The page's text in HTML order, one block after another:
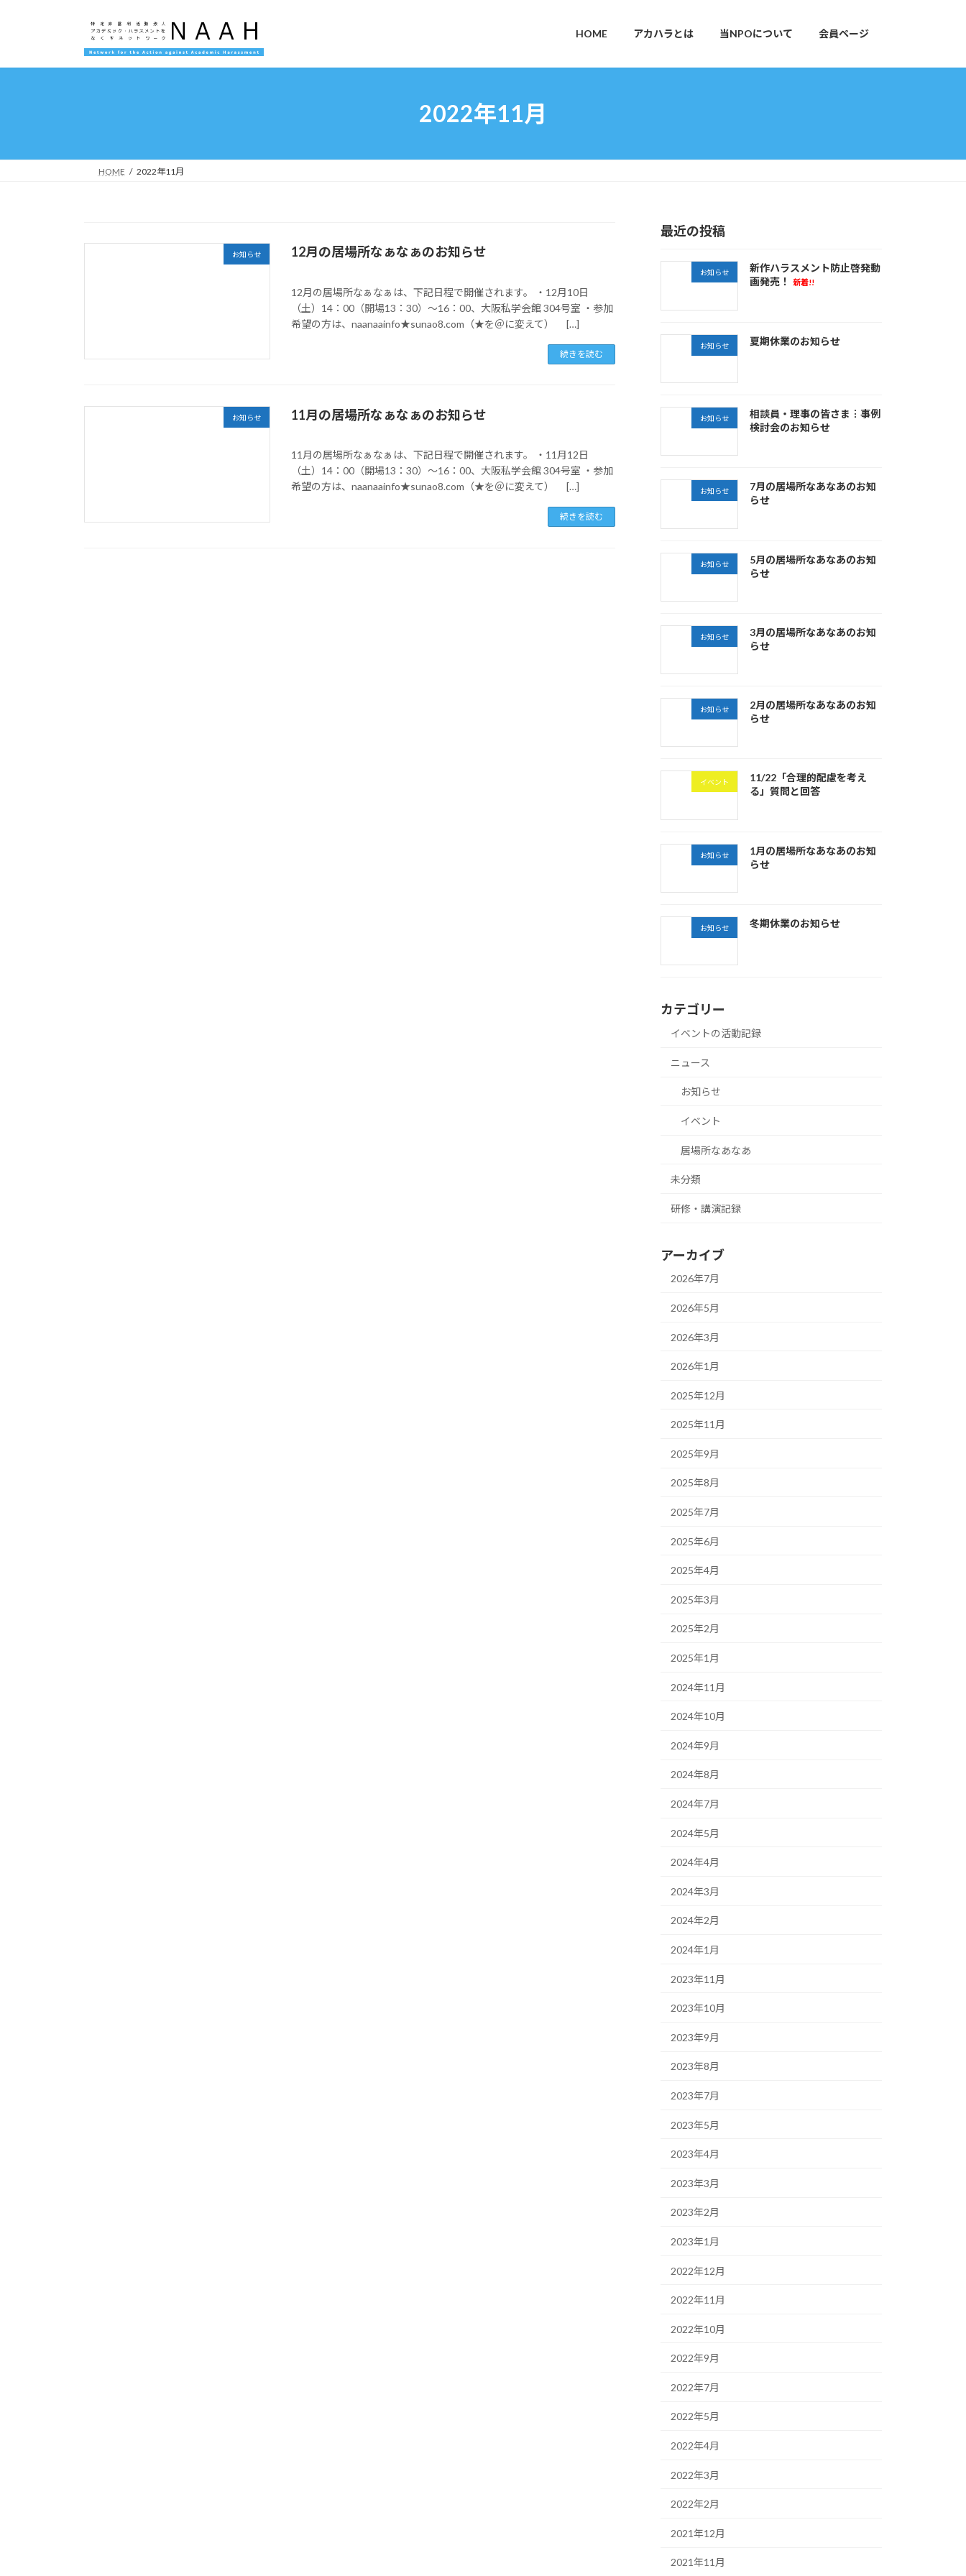
プ
動
HOME アカハラとは 当NPOについて 会員ページ
2022年11月
HOME 2022年11月
お知らせ 12月の居場所なぁなぁのお知らせ
12月の居場所なぁなぁは、下記日程で開催されます。 ・12月10日
（土）14：00（開場13：30）～16：00、大阪私学会館 304号室 ・参加
希望の方は、naanaainfo★sunao8.com（★を＠に変えて） […]
続きを読む
お知らせ 11月の居場所なぁなぁのお知らせ
11月の居場所なぁなぁは、下記日程で開催されます。 ・11月12日
（土）14：00（開場13：30）～16：00、大阪私学会館 304号室 ・参加
希望の方は、naanaainfo★sunao8.com（★を＠に変えて） […]
続きを読む
最近の投稿
お知らせ
新作ハラスメント防止啓発動
画発売！
新着!!
お知らせ 夏期休業のお知らせ
お知らせ
相談員・理事の皆さま︙事例
検討会のお知らせ
お知らせ
7月の居場所なあなあのお知
らせ
お知らせ
5月の居場所なあなあのお知
らせ
お知らせ
3月の居場所なあなあのお知
らせ
お知らせ
2月の居場所なあなあのお知
らせ
イベント
11/22「合理的配慮を考え
る」質問と回答
お知らせ
1月の居場所なあなあのお知
らせ
お知らせ 冬期休業のお知らせ
カテゴリー
イベントの活動記録
ニュース
お知らせ
イベント
居場所なあなあ
未分類
研修・講演記録
アーカイブ
2026年7月
2026年5月
2026年3月
2026年1月
2025年12月
2025年11月
2025年9月
2025年8月
2025年7月
2025年6月
2025年4月
2025年3月
2025年2月
2025年1月
2024年11月
2024年10月
2024年9月
2024年8月
2024年7月
2024年5月
2024年4月
2024年3月
2024年2月
2024年1月
2023年11月
2023年10月
2023年9月
2023年8月
2023年7月
2023年5月
2023年4月
2023年3月
2023年2月
2023年1月
2022年12月
2022年11月
2022年10月
2022年9月
2022年7月
2022年5月
2022年4月
2022年3月
2022年2月
2021年12月
2021年11月